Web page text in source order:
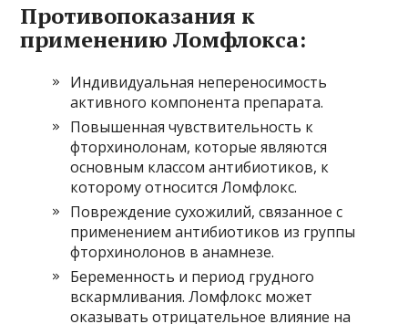
Противопоказания к
применению Ломфлокса:
Индивидуальная непереносимость
активного компонента препарата.
Повышенная чувствительность к
фторхинолонам, которые являются
основным классом антибиотиков, к
которому относится Ломфлокс.
Повреждение сухожилий, связанное с
применением антибиотиков из группы
фторхинолонов в анамнезе.
Беременность и период грудного
вскармливания. Ломфлокс может
оказывать отрицательное влияние на